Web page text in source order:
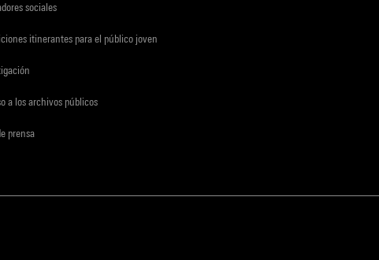
sociales
itinerantes para el público joven
a los archivos públicos
prensa